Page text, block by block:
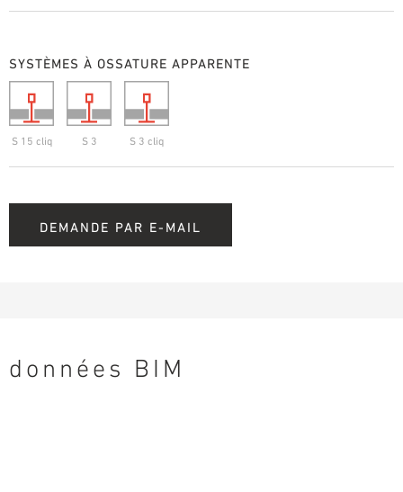
SYSTÈMES À OSSATURE APPARENTE
S 15 cliq S 3 S 3 cliq
DEMANDE PAR E-MAIL
données BIM